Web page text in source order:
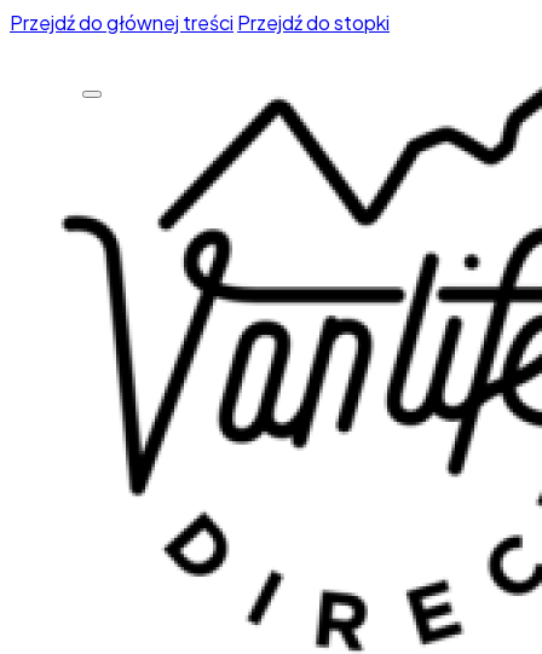
Przejdź do głównej treści Przejdź do stopki